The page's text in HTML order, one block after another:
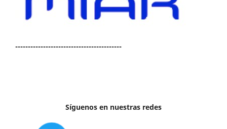
------------------------------------------
Síguenos en nuestras redes